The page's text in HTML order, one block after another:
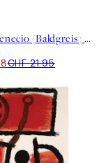
Paul Klee - Senecio (Baldgreis) Poster
CHF 21.95